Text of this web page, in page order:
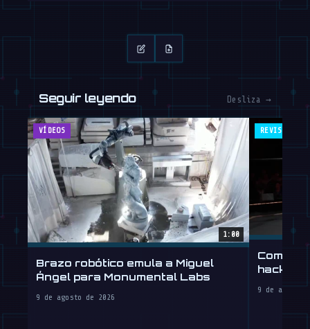
Seguir leyendo Desliza →
VÍDEOS
1:00
Brazo robótico emula a Miguel
Ángel para Monumental Labs
9 de agosto de 2026
REVISTA
hackeo
9 de agosto